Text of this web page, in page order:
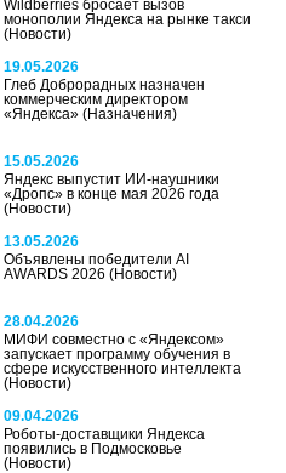
Wildberries бросает вызов
монополии Яндекса на рынке такси
(Новости)
19.05.2026
Глеб Доброрадных назначен
коммерческим директором
«Яндекса»(Назначения)
15.05.2026
Яндекс выпустит ИИ-наушники
«Дропс» в конце мая 2026 года
(Новости)
13.05.2026
Объявлены победители AI
AWARDS 2026(Новости)
28.04.2026
МИФИ совместно с «Яндексом»
запускает программу обучения в
сфере искусственного интеллекта
(Новости)
09.04.2026
Роботы-доставщики Яндекса
появились в Подмосковье
(Новости)